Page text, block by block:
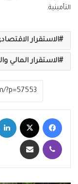
التأمينية.
الاستقرار
الاستقرار المالي
فيسبوك
ڤايبر مشاركة عبر البريد